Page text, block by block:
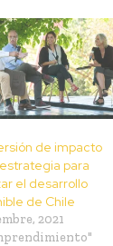
de impacto
para
el desarrollo
de Chile
2021